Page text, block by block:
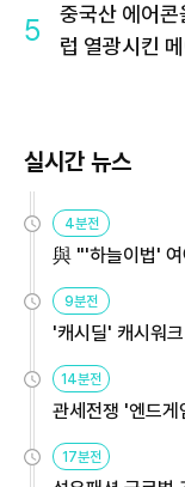
5
중국산 에어
럽 열광시킨 메
실시간 뉴스
4분전
與 "'하늘이법'
9분전
'캐시딜' 캐시워
14분전
관세전쟁 '엔드
용해야
17분전